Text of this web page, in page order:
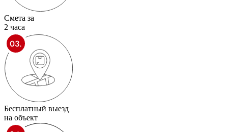
Смета за
2 часа
Бесплатный выезд
на объект